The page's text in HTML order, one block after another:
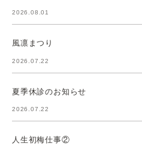
2026.08.01
風凛まつり
2026.07.22
夏季休診のお知らせ
2026.07.22
人生初梅仕事②